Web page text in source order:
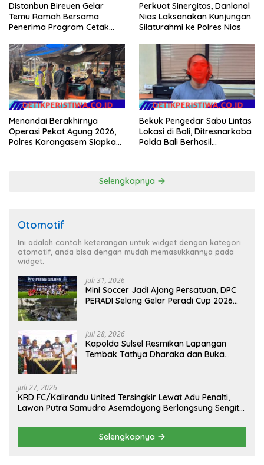
Distanbun Bireuen Gelar
Temu Ramah Bersama
Penerima Program Cetak
Klarifikasi Isu Hoax
Perkuat Sinergitas, Danlanal
Nias Laksanakan Kunjungan
Silaturahmi ke Polres Nias
Menandai Berakhirnya
Operasi Pekat Agung 2026,
Polres Karangasem Siapkan
Bekuk Pengedar Sabu Lintas
Lokasi di Bali, Ditresnarkoba
Polda Bali Berhasil
Selengkapnya
Otomotif
Ini adalah contoh keterangan untuk widget dengan kategori
otomotif, anda bisa dengan mudah memasukkannya pada
widget.
Juli 31, 2026
Mini Soccer Jadi Ajang Persatuan, DPC
PERADI Selong Gelar Peradi Cup 2026
Juli 28, 2026
Kapolda Sulsel Resmikan Lapangan
Tembak Tathya Dharaka dan Buka
Juli 27, 2026
KRD FC/Kalirandu United Tersingkir Lewat Adu Penalti,
Lawan Putra Samudra Asemdoyong Berlangsung Sengit
Selengkapnya